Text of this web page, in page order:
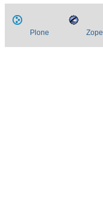
Plone Zope